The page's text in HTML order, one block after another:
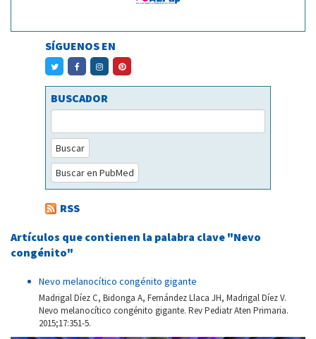
SÍGUENOS EN
BUSCADOR
Buscar
Buscar en PubMed
RSS
Artículos que contienen la palabra clave "Nevo
congénito"
Nevo melanocítico congénito gigante
Madrigal Díez C, Bidonga A, Fernández Llaca JH, Madrigal Díez V.
Nevo melanocítico congénito gigante. Rev Pediatr Aten Primaria.
2015;17:351-5.